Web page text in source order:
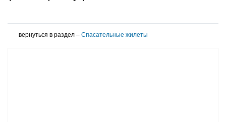
вернуться в раздел – Спасательные жилеты